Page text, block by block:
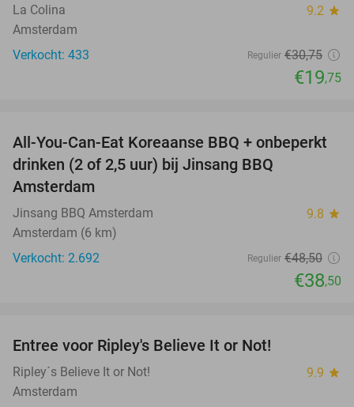
La Colina 9.2 star
Amsterdam
Verkocht: 433
Regulier €30,75
€19,75
21%
All-You-Can-Eat Koreaanse BBQ + onbeperkt
drinken (2 of 2,5 uur) bij Jinsang BBQ
Amsterdam
Jinsang BBQ Amsterdam 9.8 star
Amsterdam (6 km)
Verkocht: 2.692
Regulier €48,50
€38,50
Entree voor Ripley's Believe It or Not!
Ripley´s Believe It or Not! 9.9 star
Amsterdam